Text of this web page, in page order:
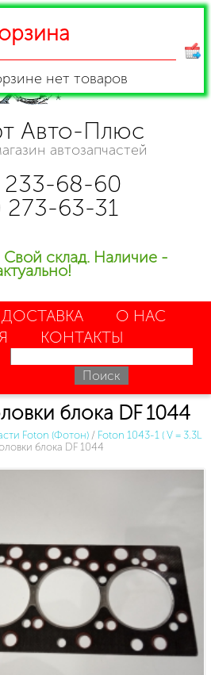
Авто-Плюс
автозапчастей
233-68-60
273-63-31
склад. Наличие -
ДОСТАВКА
О НАС
КОНТАКТЫ
блока DF 1044
Foton (Фотон) / Foton 1043-1 ( V = 3.3L
блока DF 1044
нет товаров